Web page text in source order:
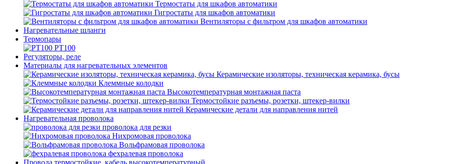
Термостаты для шкафов автоматики
Гигростаты для шкафов автоматики
Вентиляторы с фильтром для шкафов автоматики
Нагревательные шланги
Термопары
PT100
Регуляторы, реле
Материалы для нагревательных элементов
Керамические изоляторы, техническая керамика, бусы
Клеммные колодки
Высокотемпературная монтажная паста
Термостойкие разъемы, розетки, штекер-вилки
Керамические детали для направления нитей
Нагревательная проволока
проволока для резки
Нихромовая проволока
Вольфрамовая проволока
фехралевая проволока
Провода термостойкие, кабель высокотемпературный